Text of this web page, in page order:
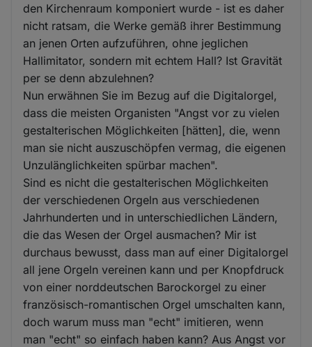
den Kirchenraum komponiert wurde - ist es daher
nicht ratsam, die Werke gemäß ihrer Bestimmung
an jenen Orten aufzuführen, ohne jeglichen
Hallimitator, sondern mit echtem Hall? Ist Gravität
per se denn abzulehnen?
Nun erwähnen Sie im Bezug auf die Digitalorgel,
dass die meisten Organisten "Angst vor zu vielen
gestalterischen Möglichkeiten [hätten], die, wenn
man sie nicht auszuschöpfen vermag, die eigenen
Unzulänglichkeiten spürbar machen".
Sind es nicht die gestalterischen Möglichkeiten
der verschiedenen Orgeln aus verschiedenen
Jahrhunderten und in unterschiedlichen Ländern,
die das Wesen der Orgel ausmachen? Mir ist
durchaus bewusst, dass man auf einer Digitalorgel
all jene Orgeln vereinen kann und per Knopfdruck
von einer norddeutschen Barockorgel zu einer
französisch-romantischen Orgel umschalten kann,
doch warum muss man "echt" imitieren, wenn
man "echt" so einfach haben kann? Aus Angst vor